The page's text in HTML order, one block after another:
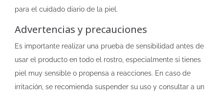
para el cuidado diario de la piel.
Advertencias y precauciones
Es importante realizar una prueba de sensibilidad antes de
usar el producto en todo el rostro, especialmente si tienes
piel muy sensible o propensa a reacciones. En caso de
irritación, se recomienda suspender su uso y consultar a un